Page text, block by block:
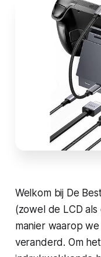
Welkom bij De
(zowel de LCD
manier waarop
veranderd. Om